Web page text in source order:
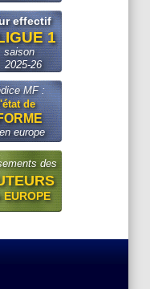
effectif
1
saison
2025-26
MF :
de
europe
des
EUROPE